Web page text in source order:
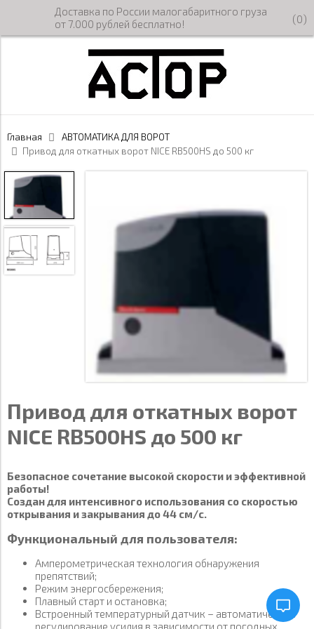
Доставка по России малогабаритного груза
от 7.000 рублей бесплатно!
(0)
Главная
АВТОМАТИКА ДЛЯ ВОРОТ
Привод для откатных ворот NICE RB500HS до 500 кг
Привод для откатных ворот
NICE RB500HS до 500 кг
Безопасное сочетание высокой скорости и эффективной
работы!
Создан для интенсивного использования со скоростью
открывания и закрывания до 44 см/с.
Функциональный для пользователя:
Амперометрическая технология обнаружения
препятствий;
Режим энергосбережения;
Плавный старт и остановка;
Встроенный температурный датчик – автоматическое
регулирование усилия в зависимости от погодных